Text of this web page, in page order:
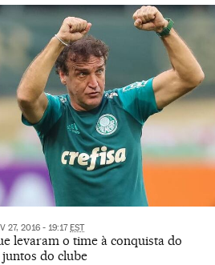
27, 2016 - 19:17 EST
levaram o time à conquista do
do clube